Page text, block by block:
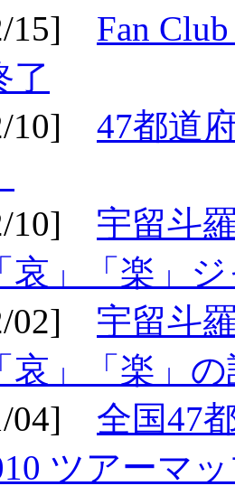
15] Fan
了
10] 47都道
10] 宇留斗
哀」「楽」
02] 宇留斗
哀」「楽」
04] 全国47
ツアーマ